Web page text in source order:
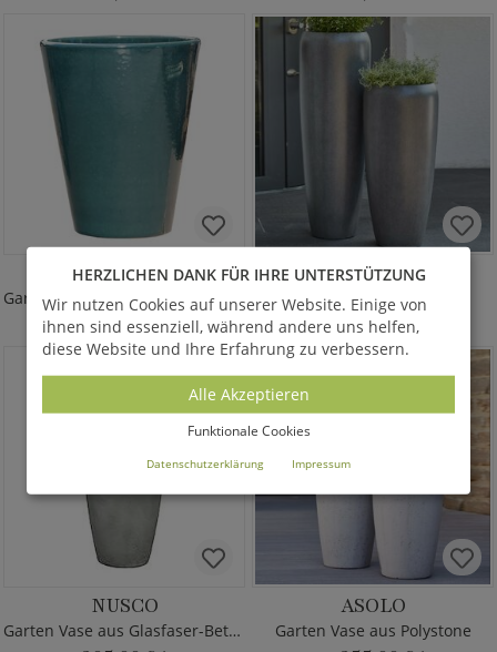
AMPHIRO VERDE
Garten Pflanzvase aus Steinzeug
ab70,00 € *
POMPONESCO
Garten Pflanzvase
ab380,00 €*
NUSCO
Garten Vase aus Glasfaser-Beton
ASOLO
Garten Vase aus Polystone
HERZLICHEN DANK FÜR IHRE UNTERSTÜTZUNG
Wir nutzen Cookies auf unserer Website. Einige von
ihnen sind essenziell, während andere uns helfen,
diese Website und Ihre Erfahrung zu verbessern.
Alle Akzeptieren
Funktionale Cookies
Datenschutzerklärung Impressum